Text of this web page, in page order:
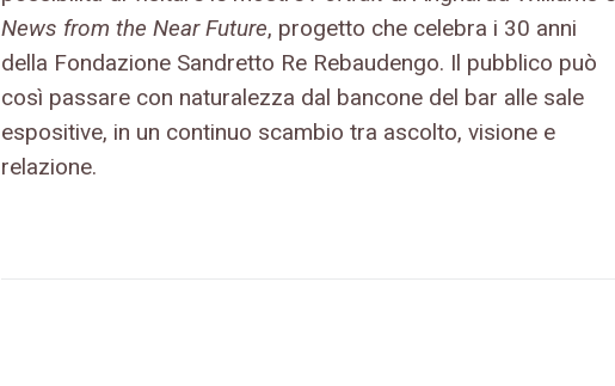
News from the Near Future, progetto che celebra i 30 anni
della Fondazione Sandretto Re Rebaudengo. Il pubblico può
così passare con naturalezza dal bancone del bar alle sale
espositive, in un continuo scambio tra ascolto, visione e
relazione.